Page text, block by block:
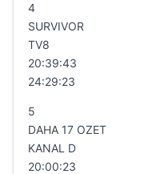
4
SURVIVOR
TV8
20:39:43
24:29:23
5
DAHA 17 OZET
KANAL D
20:00:23